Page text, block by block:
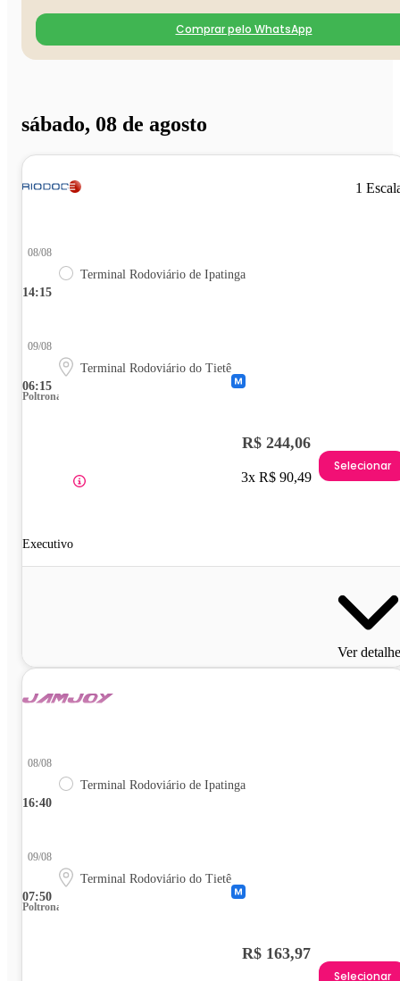
Comprar pelo WhatsApp
sábado, 08 de agosto
1
14:15
08/08
Terminal Rodoviário de Ipatinga
06:15
09/08
Terminal Rodoviário do Tietê
Poltrona
Executivo
R$ 244,06
3x R$ 90,49
Selecionar
Ver
16:40
08/08
Terminal Rodoviário de Ipatinga
07:50
09/08
Terminal Rodoviário do Tietê
Poltrona
R$ 163,97
Selecionar